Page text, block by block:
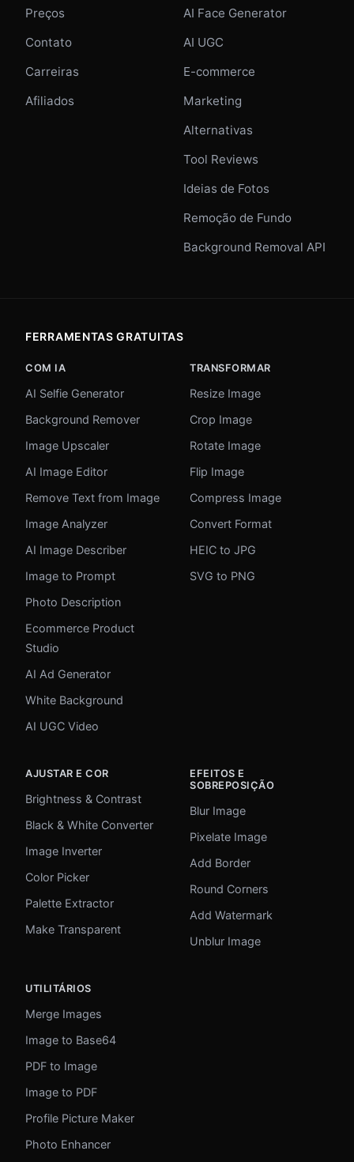
Preços
Contato
Carreiras
Afiliados
AI Face Generator
AI UGC
E-commerce
Marketing
Alternativas
Tool Reviews
Ideias de Fotos
Remoção de Fundo
Background Removal API
FERRAMENTAS GRATUITAS
COM IA
AI Selfie Generator
Background Remover
Image Upscaler
AI Image Editor
Remove Text from Image
Image Analyzer
AI Image Describer
Image to Prompt
Photo Description
Ecommerce Product
Studio
AI Ad Generator
White Background
AI UGC Video
TRANSFORMAR
Resize Image
Crop Image
Rotate Image
Flip Image
Compress Image
Convert Format
HEIC to JPG
SVG to PNG
AJUSTAR E COR
Brightness & Contrast
Black & White Converter
Image Inverter
Color Picker
Palette Extractor
Make Transparent
EFEITOS E
SOBREPOSIÇÃO
Blur Image
Pixelate Image
Add Border
Round Corners
Add Watermark
Unblur Image
UTILITÁRIOS
Merge Images
Image to Base64
PDF to Image
Image to PDF
Profile Picture Maker
Photo Enhancer